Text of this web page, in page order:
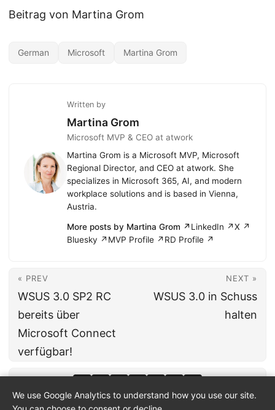
Beitrag von Martina Grom
German Microsoft Martina Grom
Written by
Martina Grom
Microsoft MVP & CEO at atwork
Martina Grom is a Microsoft MVP, Microsoft
Regional Director, and CEO at atwork. She
specializes in Microsoft 365, AI, and modern
workplace solutions and is based in Vienna,
Austria.
More posts by Martina Grom ↗LinkedIn ↗X ↗
Bluesky ↗ MVP Profile ↗ RD Profile ↗
« PREV
WSUS 3.0 SP2 RC
bereits über
Microsoft Connect
verfügbar!
NEXT »
WSUS 3.0 in Schuss
halten
We use Google Analytics to understand how you use our site.